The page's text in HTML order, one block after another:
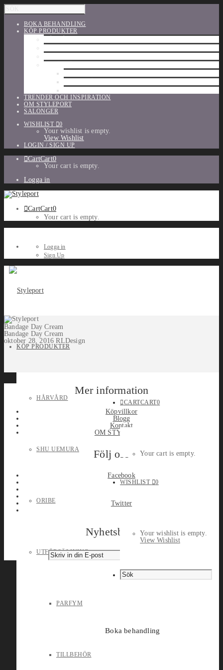
BOKA BEHANDLING
KÖP PRODUKTER
TRENDER OCH INSPIRATION
OM STYLEPORT
SALONGER
WISHLIST
0
Your wishlist is empty.
View Wishlist
LOGIN / SIGN UP
CartCart0
Your cart is empty.
Logga in
CartCart0
Your cart is empty.
Logga in
Sign Up
KÖP PRODUKTER
HÅRVÅRD
SHU UEMURA
ORIBE
UTFÖRSÄLJNING
PARFYM
TILLBEHÖR
CARTCART0
Your cart is empty.
WISHLIST 0
Your wishlist is empty.
View Wishlist
Boka behandling
Bandage Day Cream
Bandage Day Cream
oktober 28, 2016 RLDesign
Mer information
Köpvillkor
Blogg
Kontakt
OM STYLEPORT
Följ oss
Facebook
Twitter
Nyhetsbrev